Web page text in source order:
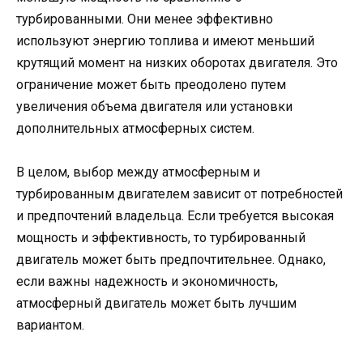
турбированными. Они менее эффективно
используют энергию топлива и имеют меньший
крутящий момент на низких оборотах двигателя. Это
ограничение может быть преодолено путем
увеличения объема двигателя или установки
дополнительных атмосферных систем.
В целом, выбор между атмосферным и
турбированным двигателем зависит от потребностей
и предпочтений владельца. Если требуется высокая
мощность и эффективность, то турбированный
двигатель может быть предпочтительнее. Однако,
если важны надежность и экономичность,
атмосферный двигатель может быть лучшим
вариантом.